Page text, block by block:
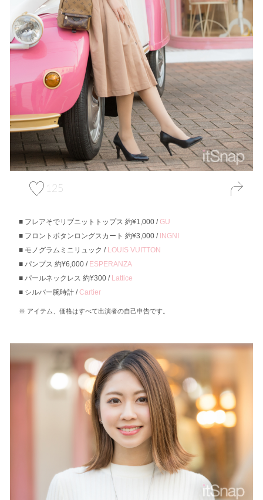
125
フレアそでリブニットトップス 約¥1,000 /GU
フロントボタンロングスカート 約¥3,000 / INGNI
モノグラムミニリュック / LOUIS VUITTON
パンプス 約¥6,000 / ESPERANZA
パールネックレス 約¥300 / Lattice
シルバー腕時計 /Cartier
アイテム、価格はすべて出演者の自己申告です。